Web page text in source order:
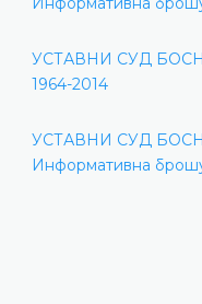
УСТАВНИ СУД
1964-2014
УСТАВНИ СУД
Информативна